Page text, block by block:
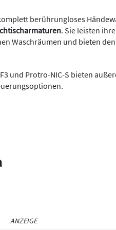
berührungloses
. Sie leisten
Waschräumen und bieten
und Protro-NIC-S bieten
ANZEIGE